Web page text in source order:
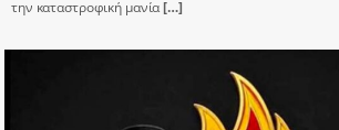
την καταστροφική μανία[…]